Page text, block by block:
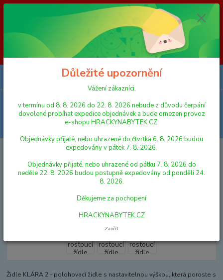
Vážení zákazníci, v termínu od 8. 8. 2026 do 23. 8. 2026 nebude z
důvodu čerpání dovolené probíhat expedice objednávek a bude omezen
provoz e-shopu HRACKYNABYTEK.CZ. Objednávky přijaté, nebo
uhrazené do čtvrtka 6. 8. 2026 budou expedovány v pátek 7. 8. 2026.
Objednávky přijaté, nebo uhrazené od pátku 7. 8. 2026 do neděle 23. 8.
2026 budou postupně expedovány od pondělí 24. 8. 2026. Děkujeme za
pochopení HRACKYNABYTEK.CZ
Židle Domestav rostoucí žídle KLÁRA 2 - BUK CINK
Domestav rostoucí žídle KLÁRA 2
Židle KLÁRA 2 - polohovací židle s nastavitelnou výškou, která poroste s
Důležité upozornění
Vážení zákazníci,
v termínu od 8. 8. 2026 do 22. 8. 2026 nebude z důvodu čerpání
dovolené probíhat expedice objednávek a bude omezen provoz
e-shopu HRACKYNABYTEK.CZ.
Objednávky přijaté, nebo uhrazené do čtvrtka 6. 8. 2026 budou
expedovány v pátek 7. 8. 2026.
Objednávky přijaté, nebo uhrazené od pátku 7. 8. 2026 do
neděle 22. 8. 2026 budou postupně expedovány od pondělí 24.
8. 2026.
Děkujeme za pochopení
HRACKYNABYTEK.CZ
Zavřít